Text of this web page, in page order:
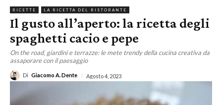
RICETTE LA RICETTA DEL RISTORANTE
Il gusto all’aperto: la ricetta degli
spaghetti cacio e pepe
On the road, giardini e terrazze: le mete trendy della cucina creativa da
assaporare con il paesaggio
Di Giacomo A. Dente Agosto 4, 2023